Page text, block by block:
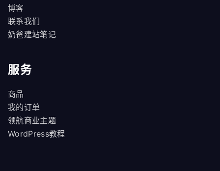
博客
联系我们
奶爸建站笔记
服务
商品
我的订单
领航商业主题
WordPress教程